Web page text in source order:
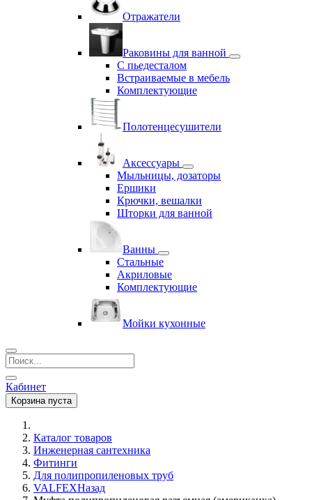
Отражатели
Раковины для ванной
С пьедесталом
Встраиваемые в мебель
Комплектующие
Полотенцесушители
Аксессуары
Мыльницы, дозаторы
Ершики
Крючки, вешалки
Шторки для ванной
Ванны
Стальные
Акриловые
Комплектующие
Мойки кухонные
Кабинет
Корзина пуста
Каталог товаров
Инженерная сантехника
Фитинги
Для полипропиленовых труб
VALFEXНазад